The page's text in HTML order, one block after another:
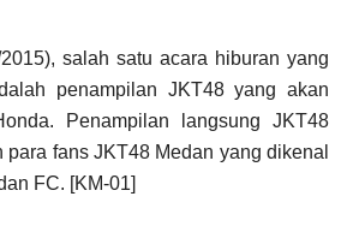
salah satu acara hiburan yang
penampilan JKT48 yang akan
Penampilan langsung JKT48
fans JKT48 Medan yang dikenal
FC. [KM-01]